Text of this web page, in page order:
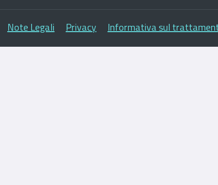
Note Legali Privacy Informativa sul